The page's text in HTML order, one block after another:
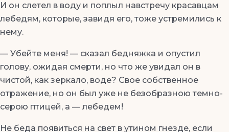
И он слетел в воду и поплыл навстречу красавцам
лебедям, которые, завидя его, тоже устремились к
нему.
— Убейте меня! — сказал бедняжка и опустил
голову, ожидая смерти, но что же увидал он в
чистой, как зеркало, воде? Свое собственное
отражение, но он был уже не безобразною темно-
серою птицей, а — лебедем!
Не беда появиться на свет в утином гнезде, если